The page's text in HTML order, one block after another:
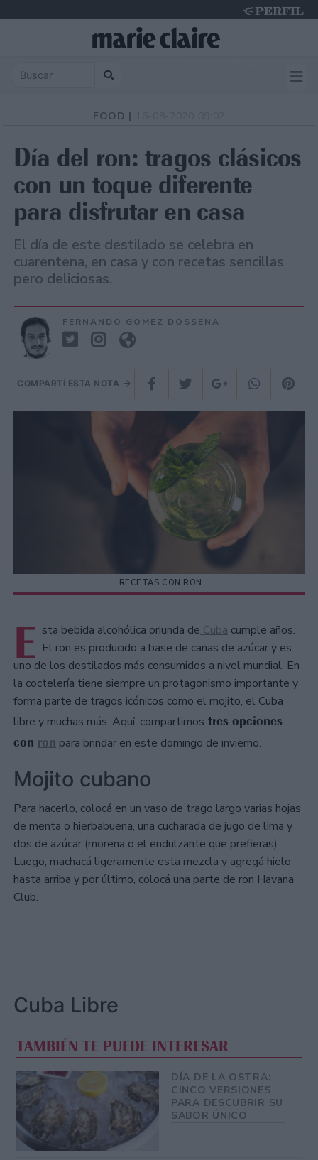
FOOD |
Día del ron: tragos clásicos
con un toque diferente
para disfrutar en casa
El día de este destilado se celebra en
cuarentena, en casa y con recetas sencillas
pero deliciosas.
FERNANDO GOMEZ DOSSENA
COMPARTÍ ESTA NOTA
RECETAS CON RON.
E sta bebida alcohólica oriunda de Cuba cumple años.
El ron es producido a base de cañas de azúcar y es
uno de los destilados más consumidos a nivel mundial. En
la coctelería tiene siempre un protagonismo importante y
forma parte de tragos icónicos como el mojito, el Cuba
libre y muchas más. Aquí, compartimos tres opciones
con ron para brindar en este domingo de invierno.
Mojito cubano
Para hacerlo, colocá en un vaso de trago largo varias hojas
de menta o hierbabuena, una cucharada de jugo de lima y
dos de azúcar (morena o el endulzante que prefieras).
Luego, machacá ligeramente esta mezcla y agregá hielo
hasta arriba y por último, colocá una parte de ron Havana
Club.
Cuba Libre
TAMBIÉN TE PUEDE INTERESAR
DÍA DE LA OSTRA:
CINCO VERSIONES
PARA DESCUBRIR SU
SABOR ÚNICO